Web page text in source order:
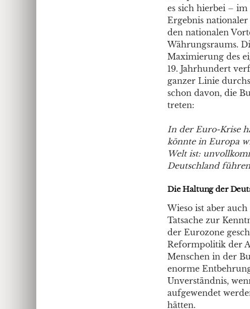
es sich hierbei –
Ergebnis
den nationalen
Währungsraums.
Maximierung des
19. Jahrhundert
ganzer Linie
schon davon, die
treten:
In der Euro-Krise
könnte in Europa
Welt ist:
Deutschland
Die Haltung der
Wieso ist aber
Tatsache zur
der Eurozone
Reformpolitik der
Menschen in der
enorme
Unverständnis,
aufgewendet
hätten.